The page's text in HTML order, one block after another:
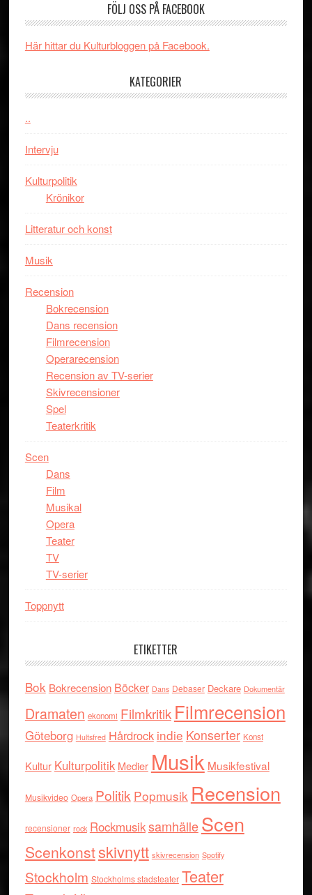
och
Jackie
synas
Vem
FÖLJ OSS PÅ FACEBOOK
Här hittar du Kulturbloggen på Facebook.
KATEGORIER
..
Intervju
Kulturpolitik
Krönikor
Litteratur och konst
Musik
Recension
Bokrecension
Dans recension
Filmrecension
Operarecension
Recension av TV-serier
Skivrecensioner
Spel
Teaterkritik
Scen
Dans
Film
Musikal
Opera
Teater
TV
TV-serier
Toppnytt
ETIKETTER
Bok Bokrecension Böcker Dans Debaser Deckare Dokumentär
Dramaten ekonomi Filmkritik Filmrecension
Göteborg Hultsfred Hårdrock indie Konserter Konst
Kultur Kulturpolitik Medier Musik Musikfestival
Musikvideo Opera Politik Popmusik Recension
recensioner rock RockmusiksamhälleScen
Scenkonstskivnytt skivrecension Spotify
Stockholm Stockholms stadsteater Teater